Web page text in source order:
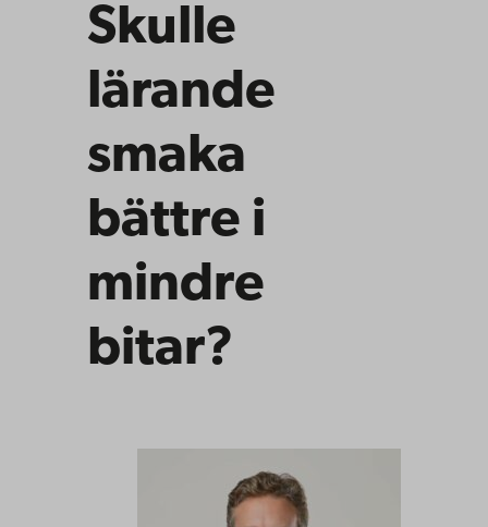
Skulle
lärande
smaka
bättre i
mindre
bitar?